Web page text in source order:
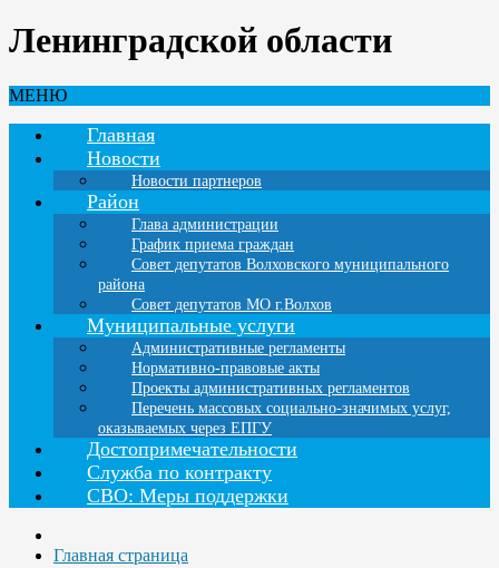
Ленинградской области
МЕНЮ
Главная
Новости
Новости партнеров
Район
Глава администрации
График приема граждан
Совет депутатов Волховского муниципального
района
Совет депутатов МО г.Волхов
Муниципальные услуги
Административные регламенты
Нормативно-правовые акты
Проекты административных регламентов
Перечень массовых социально-значимых услуг,
оказываемых через ЕПГУ
Достопримечательности
Служба по контракту
СВО: Меры поддержки
Главная страница